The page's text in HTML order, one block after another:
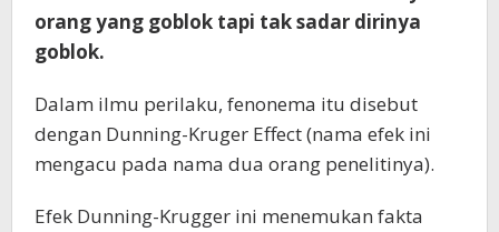
orang yang goblok tapi tak sadar dirinya
goblok.
Dalam ilmu perilaku, fenonema itu disebut
dengan Dunning-Kruger Effect (nama efek ini
mengacu pada nama dua orang penelitinya).
Efek Dunning-Krugger ini menemukan fakta